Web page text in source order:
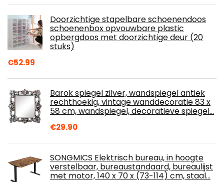
Doorzichtige stapelbare schoenendoos
schoenenbox opvouwbare plastic
opbergdoos met doorzichtige deur (20
stuks)
€52.99
Barok spiegel zilver, wandspiegel antiek
rechthoekig, vintage wanddecoratie 83 x
58 cm, wandspiegel, decoratieve spiegel…
€29.90
SONGMICS Elektrisch bureau, in hoogte
verstelbaar, bureaustandaard, bureaulijst
met motor, 140 x 70 x (73-114) cm, staal…